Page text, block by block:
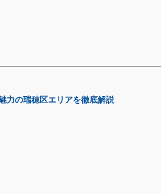
力の瑞穂区エリアを徹底解説